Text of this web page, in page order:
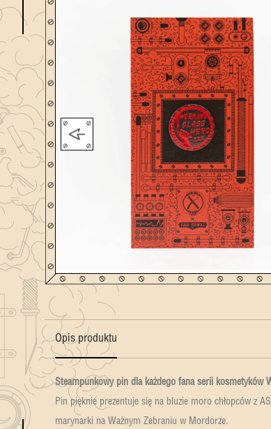
Opis produktu
Steampunkowy pin dla każdego fana serii kosmetyków
Pin pięknie prezentuje się na bluzie moro chłopców z
marynarki na Ważnym Zebraniu w Mordorze.